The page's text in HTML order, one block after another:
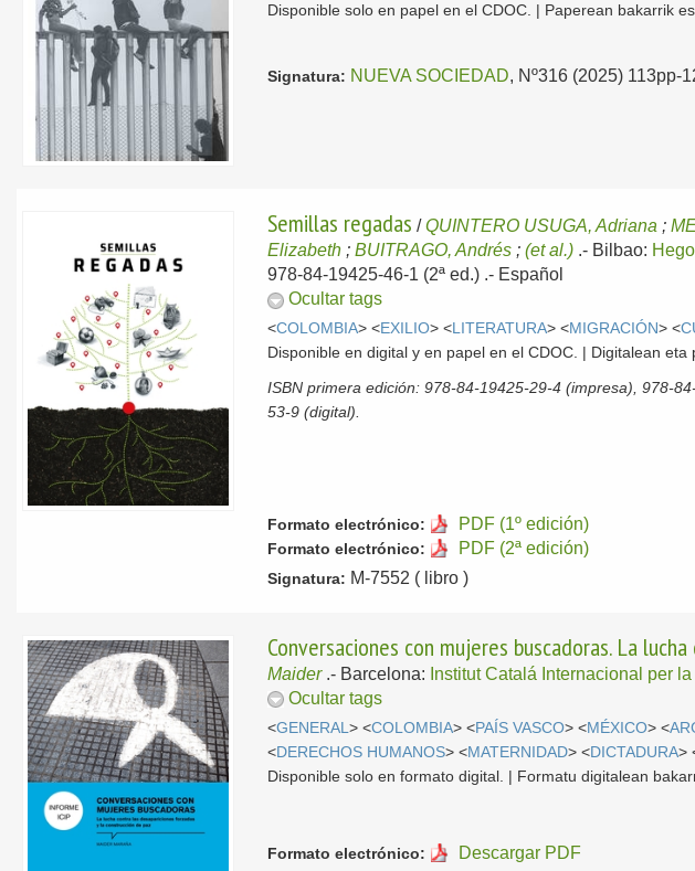
Disponible solo en papel en el CDOC. | Paperean bakarrik
Signatura: NUEVA SOCIEDAD, Nº316 (2025) 113pp-
Semillas regadas /QUINTERO USUGA, Adriana ;
Elizabeth ;BUITRAGO, Andrés ;(et al.) .- Bilbao:
978-84-19425-46-1 (2ª ed.) .- Español
Ocultar tags
<COLOMBIA> <EXILIO> <LITERATURA> <MIGRACIÓN> <
Disponible en digital y en papel en el CDOC. | Digitalean
ISBN primera edición: 978-84-19425-29-4 (impresa), 978-
53-9 (digital).
Formato electrónico: PDF (1º edición)
Formato electrónico: PDF (2ª edición)
Signatura: M-7552 ( libro )
Conversaciones con mujeres buscadoras. La
Maider .- Barcelona: Institut Catalá Internacional per
Ocultar tags
<GENERAL> <COLOMBIA> <PAÍS VASCO> <MÉXICO> <
<DERECHOS HUMANOS> <MATERNIDAD> <DICTADURA>
Disponible solo en formato digital. | Formatu digitalean
Formato electrónico: Descargar PDF